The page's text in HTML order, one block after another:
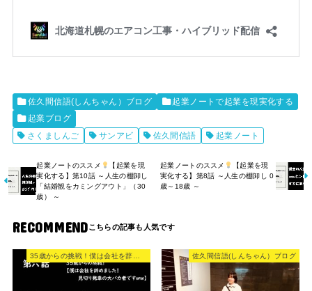
佐久間信語(しんちゃん）ブログ
起業ノートで起業を現実化する
起業ブログ
さくましんご
サンアビ 佐久間信語 起業ノート
起業ノートのススメ
【起業を現
実化する】第10話 ～人生の棚卸し
「結婚観をカミングアウト」（30
歳） ～
起業ノートのススメ
【起業を現
実化する】第8話 ～人生の棚卸し 0
歳～18歳 ～
RECOMMEND
佐久間信語(しんちゃん）ブログ